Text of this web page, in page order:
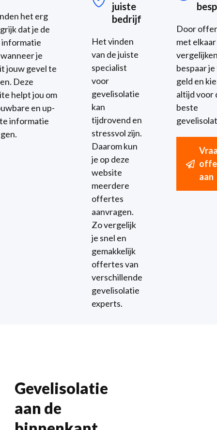
het erg
dat je de
je
jouw gevel te
Deze
helpt jou om
en up-
informatie
juiste
bedrijf
Het vinden
van de juiste
specialist
voor
gevelisolatie
kan
tijdrovend en
stressvol zijn.
Daarom kun
je op deze
website
meerdere
offertes
aanvragen.
Zo vergelijk
je snel en
gemakkelijk
offertes van
verschillende
gevelisolatie
experts.
Door
met
bespaar
geld en
altijd voor
beste
aan
Gevelisolatie
aan de